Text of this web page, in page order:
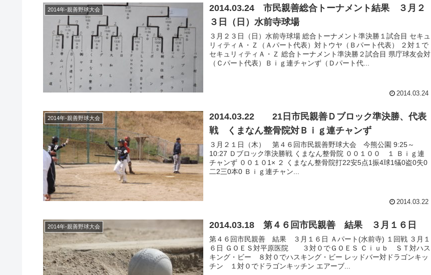
2014年-親善野球大会
2014.03.24 市民親善総合トーナメント結果 ３月２
３日（日）水前寺球場
３月２３日（日）水前寺球場 総合トーナメント準決勝１試合目 セキュ
リィティＡ・Ｚ（Ａパート代表）対トウヤ（Ｂパート代表） ２対１で
セキュリィティＡ・Ｚ 総合トーナメント準決勝２試合目 県庁球友会対
（Ｃパート代表）Ｂｉｇ連チャンず（Ｄパート代...
2014.03.24
2014年-親善野球大会
2014.03.22 21日市民親善Ｄブロック準決勝、代表
戦 くまなん整骨院対Ｂｉｇ連チャンず
３月２１日（木） 第４６回市民親善野球大会 今熊公園 9:25～
10:27 Ｄブロック準決勝戦 くまなん整骨院 ００１００ １ Ｂｉｇ連
チャンず ００１０1× ２ くまなん整骨院打22安5点1振4球1犠0盗0失0
二2三0本0 Ｂｉｇ連チャン...
2014.03.22
2014年-親善野球大会 2014.03.18 第４６回市民親善 結果 ３月１６日
第４６回市民親善 結果 ３月１６日 Ａパート(水前寺) １回戦 ３月１
６日 ＧＯＥＳ対平原医院 ３対０でＧＯＥＳ Ｃｉｕｂ ＳＴ対ハス
キング・ビー ８対０でハスキング・ビー レッドバー対ドラゴンキッ
チン １対０でドラゴンキッチン エアーブ...